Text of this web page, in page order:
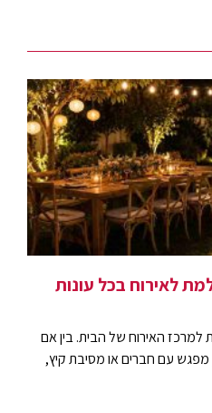
לאירוח בכל עונות
למרכז האירוח של הבית. בין אם
עם חברים או מסיבת קיץ,